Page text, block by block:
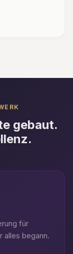
gebaut.
für
alles begann.